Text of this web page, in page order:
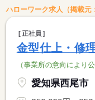
ハローワーク求人（掲載元
正社員
金型仕上・修
（事業所の意向により
愛知県西尾市